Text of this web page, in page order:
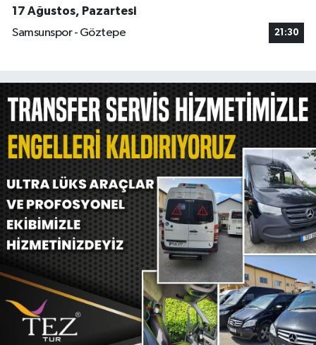
17 Ağustos, Pazartesi
Samsunspor - Göztepe
21:30